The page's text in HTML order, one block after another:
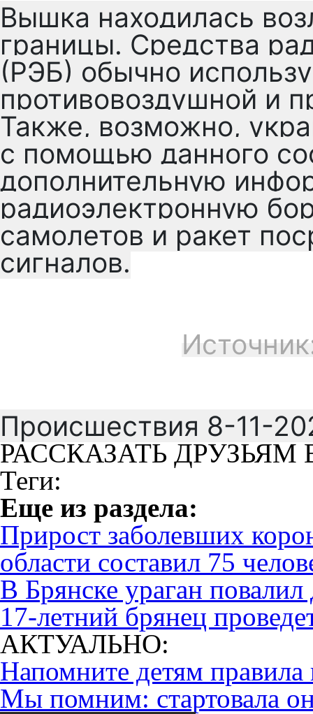
Вышка находилась
границы. Средства
(РЭБ) обычно
противовоздушной и
Также, возможно,
с помощью данного
дополнительную
радиоэлектронную
самолетов и ракет
сигналов.
Происшествия 8-11-
РАССКАЗАТЬ ДРУЗЬЯМ
Теги:
Eще из раздела:
Прирост заболевших
области составил 75
В Брянске ураган повалил
17-летний брянец
АКТУАЛЬНО:
Напомните детям правила
Мы помним: стартовала